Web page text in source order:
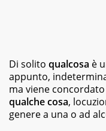
della
letteratura
classica
ai
best
seller,
Di solito qualcosa è
appunto,
ma viene
qualche cosa,
genere a una o ad